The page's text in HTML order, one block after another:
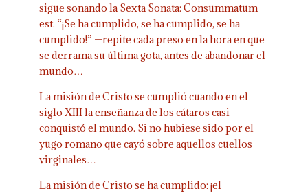
sigue sonando la Sexta Sonata: Consummatum
est. “¡Se ha cumplido, se ha cumplido, se ha
cumplido!” —repite cada preso en la hora en que
se derrama su última gota, antes de abandonar el
mundo…
La misión de Cristo se cumplió cuando en el
siglo XIII la enseñanza de los cátaros casi
conquistó el mundo. Si no hubiese sido por el
yugo romano que cayó sobre aquellos cuellos
virginales…
La misión de Cristo se ha cumplido: ¡el